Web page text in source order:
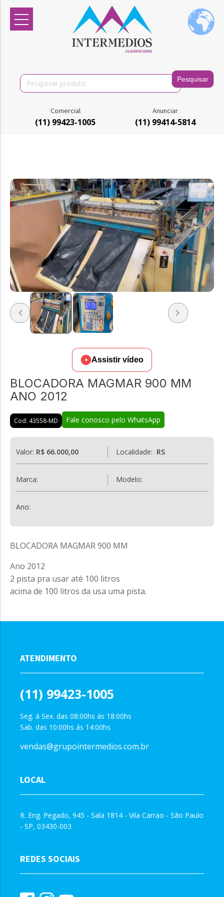
Search
for:
Comercial
(11) 99423-1005
Anunciar
(11) 99414-5814
Assistir vídeo
BLOCADORA MAGMAR 900 MM
ANO 2012
Cod: 43558-MD Fale conosco pelo WhatsApp
Valor: R$ 66.000,00 Localidade: RS
Marca: Modelo:
Ano:
BLOCADORA MAGMAR 900 MM
Ano 2012
2 pista pra usar até 100 litros
acima de 100 litros da usa uma pista.
ATENDIMENTO
(11) 99423-1005
Seg. á Sex. das 08:00hs ás 18:00hs
Sab. das 10:00hs ás 14:00hs
vendas@grupointermedios.com.br
LOCAL
R. Eng. Pegado, 945 - Sala 1814 - Vila Carrao - São Paulo
- SP, 03430-003
REDES SOCIAIS